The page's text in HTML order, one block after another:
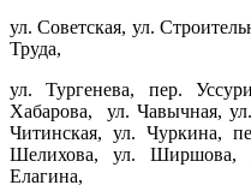
ул. Советская, ул.
Труда,
ул. Тургенева, пер.
Хабарова, ул. Чавычная,
Читинская, ул. Чуркина,
Шелихова, ул.
Елагина,